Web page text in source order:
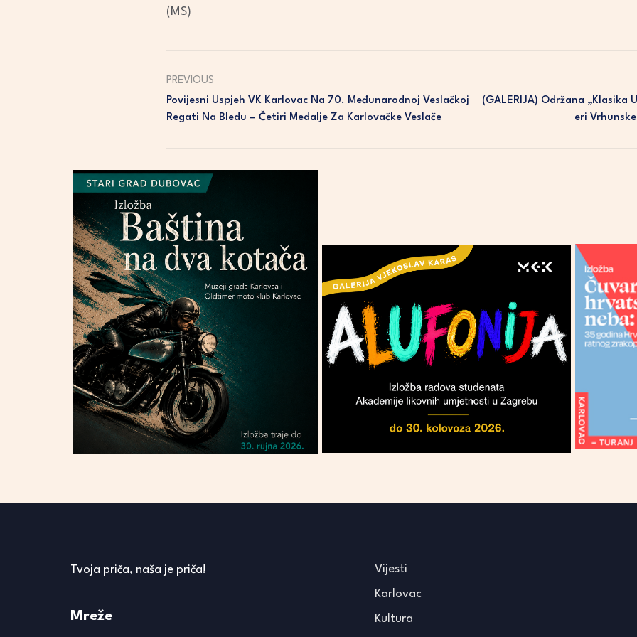
(MS)
PREVIOUS
Povijesni Uspjeh VK Karlovac Na 70. Međunarodnoj Veslačkoj
Regati Na Bledu – Četiri Medalje Za Karlovačke Veslače
(GALERIJA) Održana „Klasika
Eri
Tvoja priča, naša je priča!
Mreže
Vijesti
Karlovac
Kultura